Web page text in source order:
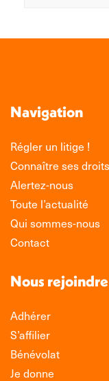
Navigation
Régler un litige !
Connaître ses droits
Alertez-nous
Toute l’actualité
Qui sommes-nous
Contact
Nous rejoindre
Adhérer
S’affilier
Bénévolat
Je donne